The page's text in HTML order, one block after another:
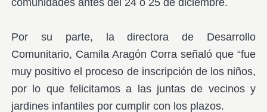
Por su parte, la directora de Desarrollo
Comunitario, Camila Aragón Corra señaló que “fue
muy positivo el proceso de inscripción de los niños,
por lo que felicitamos a las juntas de vecinos y
jardines infantiles por cumplir con los plazos.